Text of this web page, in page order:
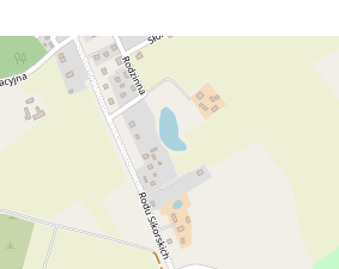
Україна